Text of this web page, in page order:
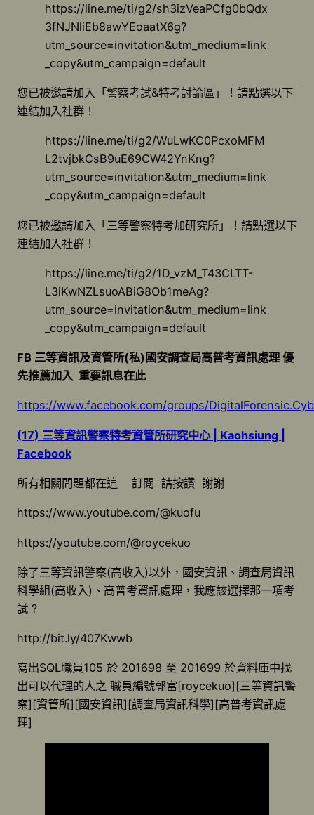
https://line.me/ti/g2/sh3izVeaPCfg0bQdx
3fNJNliEb8awYEoaatX6g?
utm_source=invitation&utm_medium=link
_copy&utm_campaign=default
您已被邀請加入「警察考試&特考討論區」！請點選以下
連結加入社群！
https://line.me/ti/g2/WuLwKC0PcxoMFM
L2tvjbkCsB9uE69CW42YnKng?
utm_source=invitation&utm_medium=link
_copy&utm_campaign=default
您已被邀請加入「三等警察特考加研究所」！請點選以下
連結加入社群！
https://line.me/ti/g2/1D_vzM_T43CLTT-
L3iKwNZLsuoABiG8Ob1meAg?
utm_source=invitation&utm_medium=link
_copy&utm_campaign=default
FB 三等資訊及資管所(私) 國安調查局高普考資訊處理 優
先推薦加入 重要訊息在此
https://www.facebook.com/groups/
(17) 三等資訊警察特考資管所研究中心| Kaohsiung |
Facebook
所有相關問題都在這 訂閱 請按讚 謝謝
https://www.youtube.com/@kuofu
https://youtube.com/@roycekuo
除了三等資訊警察(高收入)以外，國安資訊、調查局資訊
科學組(高收入)、高普考資訊處理，我應該選擇那一項考
試 ?
http://bit.ly/407Kwwb
寫出SQL職員105 於 201698 至 201699 於資料庫中找
出可以代理的人之 職員編號郭富[roycekuo][三等資訊警
察][資管所][國安資訊][調查局資訊科學][高普考資訊處
理]